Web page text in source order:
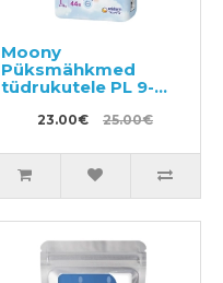
Moony
Püksmähkmed
tüdrukutele PL 9-
23.00€ 25.00€